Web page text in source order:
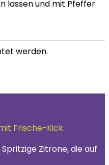
lassen und mit Pfeffer
werden.
Frische-Kick
Zitrone, die auf